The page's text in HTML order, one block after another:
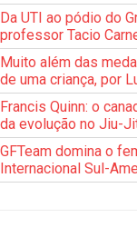
Da UTI ao pódio do
professor Tacio
Muito além das
de uma criança, por
Francis Quinn: o
da evolução no Jiu-
GFTeam domina o
Internacional Sul-